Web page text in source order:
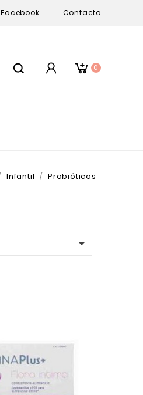
Facebook Contacto
0
Infantil Probióticos
